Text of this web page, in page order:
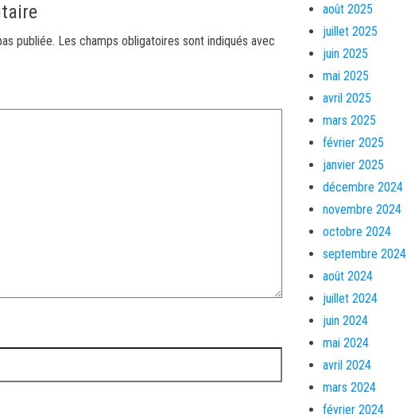
publiée. Les champs obligatoires sont indiqués avec
août 2025
juillet 2025
juin 2025
mai 2025
avril 2025
mars 2025
février 2025
janvier 2025
décembre 2024
novembre 2024
octobre 2024
septembre 2024
août 2024
juillet 2024
juin 2024
mai 2024
avril 2024
mars 2024
février 2024